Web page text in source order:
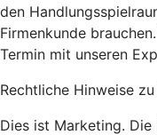
den
Firmenkunde
Termin mit unseren
Rechtliche Hinweise
Dies ist Marketing.